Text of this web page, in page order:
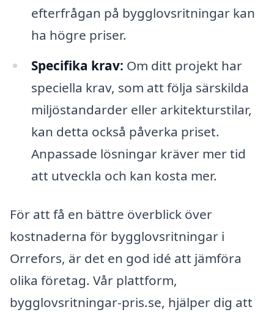
efterfrågan på bygglovsritningar kan
ha högre priser.
Specifika krav: Om ditt projekt har
speciella krav, som att följa särskilda
miljöstandarder eller arkitekturstilar,
kan detta också påverka priset.
Anpassade lösningar kräver mer tid
att utveckla och kan kosta mer.
För att få en bättre överblick över
kostnaderna för bygglovsritningar i
Orrefors, är det en god idé att jämföra
olika företag. Vår plattform,
bygglovsritningar-pris.se, hjälper dig att